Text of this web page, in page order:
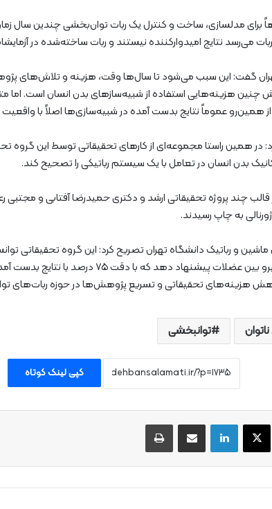
برای مدلسازی، ساخت و کنترل یک ربات توان‌بخشی چندین سال
می‌رسد نتایج امیدوارکننده نیستند و ربات ساخته‌شده در
گفت: این سبب می‌شود تا سال‌ها وقت، هزینه و تلاش‌های
هزینه‌هایی استفاده از شبیه‌سازهای بدن انسان است. اما
همین‌رو عموماً نتایج بدست آمده در شبیه‌سازی‌ها اصلاً با واقعیت
در همین راستا مجموعه‌ای از کارهای تحقیقاتی توسط این گروه
بدن انسان در تعامل با یک سیستم رباتیکی را تصحیح کند.
قالب چند پروژه تحقیقاتی ارشد و دکتری حمیدرضا آفتابی و
به چاپ رسیدند.
و رباتیک دانشگاه تهران تصریح کرد: این گروه تحقیقاتی
بین‌الملل مدلی از توزیع نیرو بین عضلات پیشنهاد
هزینه‌های تحقیقاتی و تسریع پژوهش‌ها در حوزه ربات‌های
ناتوان توانبخشی
کپی لینک کوتاه
فیس بوک لینکدین از طریق ایمیل به اشتراک بگذارید